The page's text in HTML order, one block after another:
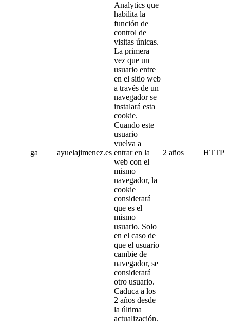
_ga ayuelajimenez.es
Analytics que
habilita la
función de
control de
visitas únicas.
La primera
vez que un
usuario entre
en el sitio web
a través de un
navegador se
instalará esta
cookie.
Cuando este
usuario
vuelva a
entrar en la
web con el
mismo
navegador, la
cookie
considerará
que es el
mismo
usuario. Solo
en el caso de
que el usuario
cambie de
navegador, se
considerará
otro usuario.
Caduca a los
2 años desde
la última
actualización.
2 años HTTP